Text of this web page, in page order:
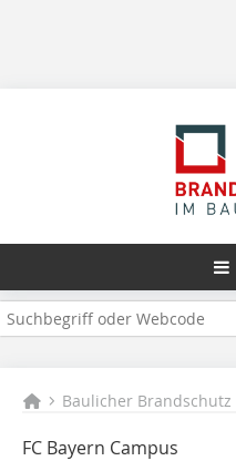
Baulicher Brandschutz
FC Bayern Campus